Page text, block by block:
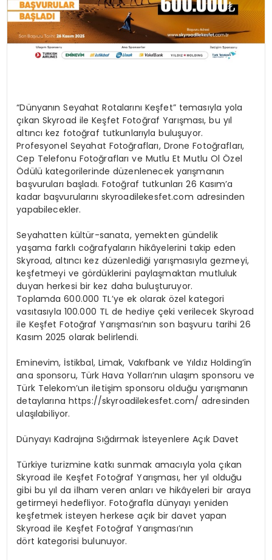
“Dünyanın Seyahat Rotalarını Keşfet” temasıyla yola
çıkan Skyroad ile Keşfet Fotoğraf Yarışması, bu yıl
altıncı kez fotoğraf tutkunlarıyla buluşuyor.
Profesyonel Seyahat Fotoğrafları, Drone Fotoğrafları,
Cep Telefonu Fotoğrafları ve Mutlu Et Mutlu Ol Özel
Ödülü kategorilerinde düzenlenecek yarışmanın
başvuruları başladı. Fotoğraf tutkunları 26 Kasım’a
kadar başvurularını skyroadilekesfet.com adresinden
yapabilecekler.
Seyahatten kültür-sanata, yemekten gündelik
yaşama farklı coğrafyaların hikâyelerini takip eden
Skyroad, altıncı kez düzenlediği yarışmasıyla gezmeyi,
keşfetmeyi ve gördüklerini paylaşmaktan mutluluk
duyan herkesi bir kez daha buluşturuyor.
Toplamda 600.000 TL’ye ek olarak özel kategori
vasıtasıyla 100.000 TL de hediye çeki verilecek Skyroad
ile Keşfet Fotoğraf Yarışması’nın son başvuru tarihi 26
Kasım 2025 olarak belirlendi.
Eminevim, İstikbal, Limak, Vakıfbank ve Yıldız Holding’in
ana sponsoru, Türk Hava Yolları’nın ulaşım sponsoru ve
Türk Telekom’un iletişim sponsoru olduğu yarışmanın
detaylarına https://skyroadilekesfet.com/ adresinden
ulaşılabiliyor.
Dünyayı Kadrajına Sığdırmak İsteyenlere Açık Davet
Türkiye turizmine katkı sunmak amacıyla yola çıkan
Skyroad ile Keşfet Fotoğraf Yarışması, her yıl olduğu
gibi bu yıl da ilham veren anları ve hikâyeleri bir araya
getirmeyi hedefliyor. Fotoğrafla dünyayı yeniden
keşfetmek isteyen herkese açık bir davet yapan
Skyroad ile Keşfet Fotoğraf Yarışması’nın
dört kategorisi bulunuyor.